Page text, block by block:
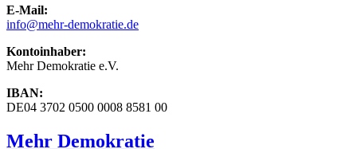
E-Mail:
info@mehr-demokratie.de
Kontoinhaber:
Mehr Demokratie e.V.
IBAN:
DE04 3702 0500 0008 8581 00
Mehr Demokratie